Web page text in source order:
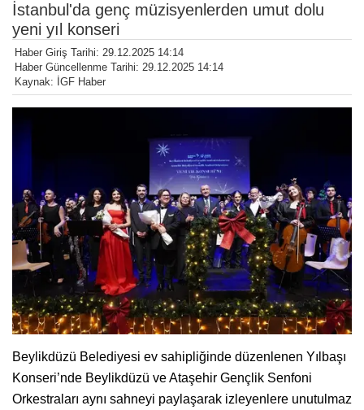
İstanbul'da genç müzisyenlerden umut dolu
yeni yıl konseri
Haber Giriş Tarihi: 29.12.2025 14:14
Haber Güncellenme Tarihi: 29.12.2025 14:14
Kaynak: İGF Haber
Beylikdüzü Belediyesi ev sahipliğinde düzenlenen Yılbaşı
Konseri’nde Beylikdüzü ve Ataşehir Gençlik Senfoni
Orkestraları aynı sahneyi paylaşarak izleyenlere unutulmaz